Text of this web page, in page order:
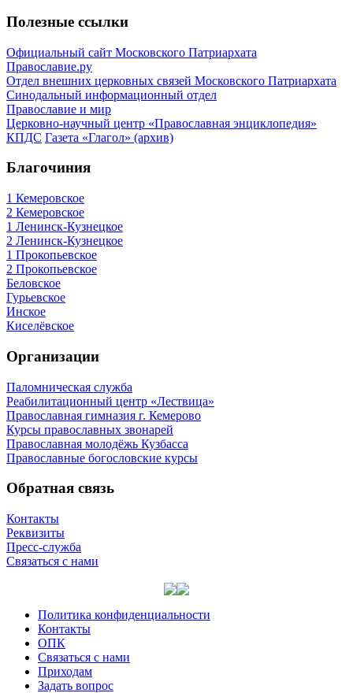
Полезные ссылки
Официальный сайт Московского Патриархата
Православие.ру
Отдел внешних церковных связей Московского Патриархата
Синодальный информационный отдел
Православие и мир
Церковно-научный центр «Православная энциклопедия»
КПДС Газета «Глагол» (архив)
Благочиния
1 Кемеровское
2 Кемеровское
1 Ленинск-Кузнецкое
2 Ленинск-Кузнецкое
1 Прокопьевское
2 Прокопьевское
Беловское
Гурьевское
Инское
Киселёвское
Организации
Паломническая служба
Реабилитационный центр «Лествица»
Православная гимназия г. Кемерово
Курсы православных звонарей
Православная молодёжь Кузбасса
Православные богословские курсы
Обратная связь
Контакты
Реквизиты
Пресс-служба
Связаться с нами
Политика конфиденциальности
Контакты
ОПК
Связаться с нами
Приходам
Задать вопрос